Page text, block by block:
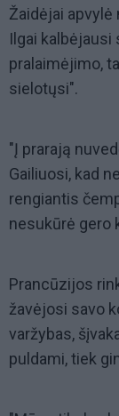
Žaidėjai
Ilgai kalbėjausi
pralaimėjimo,
sielotųsi".
"Į prarają
Gailiuosi, kad
rengiantis
nesukūrė gero
Prancūzijos
žavėjosi savo
varžybas,
puldami, tiek